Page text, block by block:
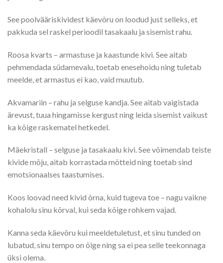
See poolvääriskividest käevõru on loodud just selleks, et
pakkuda sel raskel perioodil tasakaalu ja sisemist rahu.
Roosa kvarts – armastuse ja kaastunde kivi. See aitab
pehmendada südamevalu, toetab enesehoidu ning tuletab
meelde, et armastus ei kao, vaid muutub.
Akvamariin – rahu ja selguse kandja. See aitab vaigistada
ärevust, tuua hingamisse kergust ning leida sisemist vaikust
ka kõige raskematel hetkedel.
Mäekristall – selguse ja tasakaalu kivi. See võimendab teiste
kivide mõju, aitab korrastada mõtteid ning toetab sind
emotsionaalses taastumises.
Koos loovad need kivid õrna, kuid tugeva toe – nagu vaikne
kohalolu sinu kõrval, kui seda kõige rohkem vajad.
Kanna seda käevõru kui meeldetuletust, et sinu tunded on
lubatud, sinu tempo on õige ning sa ei pea selle teekonnaga
üksi olema.